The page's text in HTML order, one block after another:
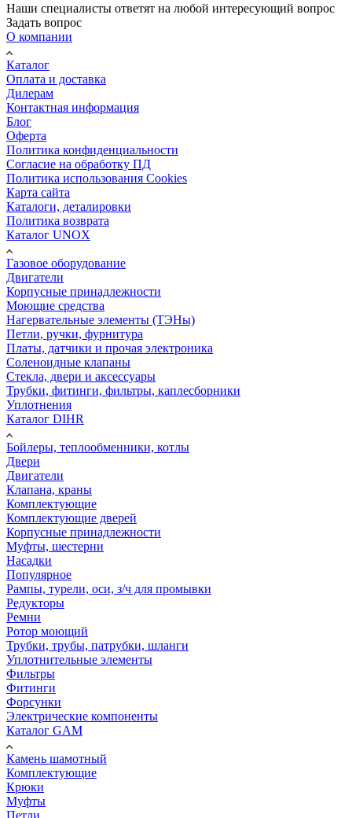
Наши специалисты ответят на любой интересующий вопрос
Задать вопрос
О компании
Каталог
Оплата и доставка
Дилерам
Контактная информация
Блог
Оферта
Политика конфиденциальности
Согласие на обработку ПД
Политика использования Cookies
Карта сайта
Каталоги, деталировки
Политика возврата
Каталог UNOX
Газовое оборудование
Двигатели
Корпусные принадлежности
Моющие средства
Нагервательные элементы (ТЭНы)
Петли, ручки, фурнитура
Платы, датчики и прочая электроника
Соленоидные клапаны
Стекла, двери и аксессуары
Трубки, фитинги, фильтры, каплесборники
Уплотнения
Каталог DIHR
Бойлеры, теплообменники, котлы
Двери
Двигатели
Клапана, краны
Комплектующие
Комплектующие дверей
Корпусные принадлежности
Муфты, шестерни
Насадки
Популярное
Рампы, турели, оси, з/ч для промывки
Редукторы
Ремни
Ротор моющий
Трубки, трубы, патрубки, шланги
Уплотнительные элементы
Фильтры
Фитинги
Форсунки
Электрические компоненты
Каталог GAM
Камень шамотный
Комплектующие
Крюки
Муфты
Петли